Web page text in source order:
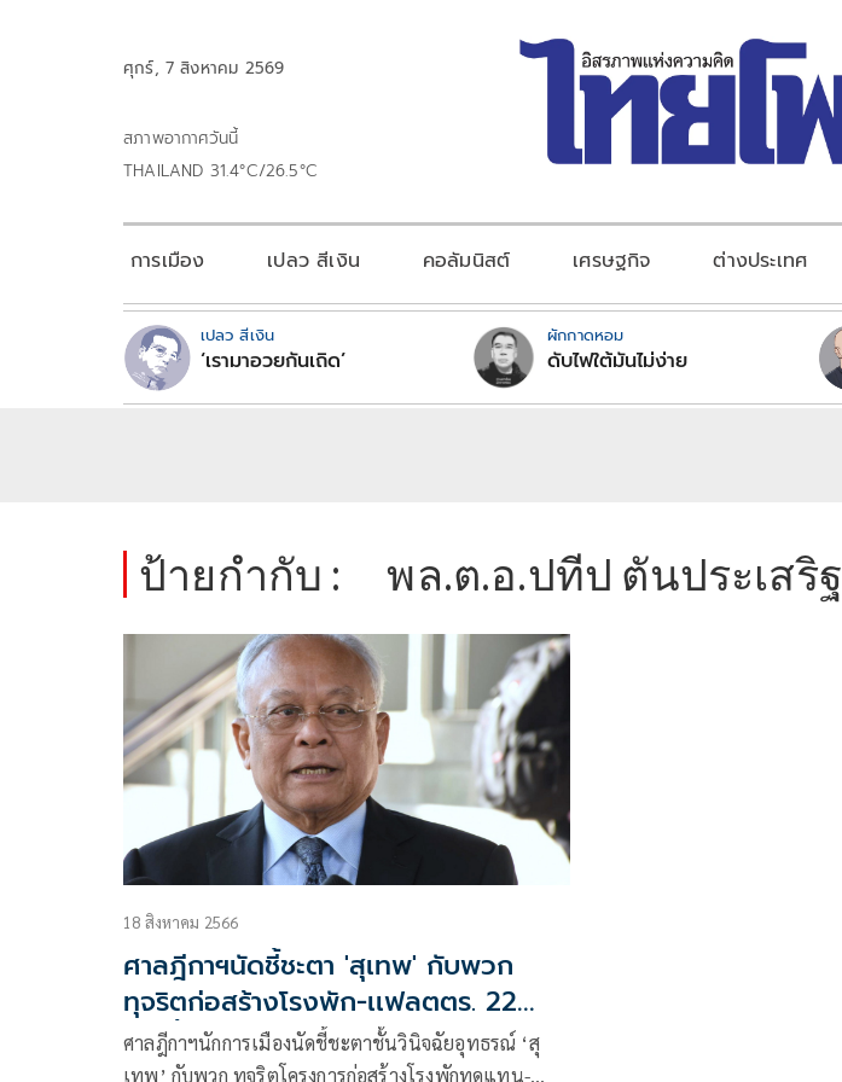
ศุกร์, 7 สิงหาคม 2569
สภาพอากาศวันนี้
THAILAND 31.4°C/26.5°C
การเมือง เปลว สีเงิน คอลัมนิสต์ เศรษฐกิจ ต่างประเทศ
เปลว สีเงิน
‘เรามาอวยกันเถิด’
ผักกาดหอม
ดับไฟใต้มันไม่ง่าย
ป้ายกำกับ : พล.ต.อ.ปทีป ตันประเสริฐ
18 สิงหาคม 2566
ศาลฎีกาฯนัดชี้ชะตา 'สุเทพ' กับพวก
ทุจริตก่อสร้างโรงพัก-เเฟลตตร. 22
ส.ค.นี้
ศาลฎีกาฯนักการเมืองนัดชี้ชะตาชั้นวินิจฉัยอุทธรณ์ ‘สุ
เทพ’ กับพวก ทุจริตโครงการก่อสร้างโรงพักทดแทน-